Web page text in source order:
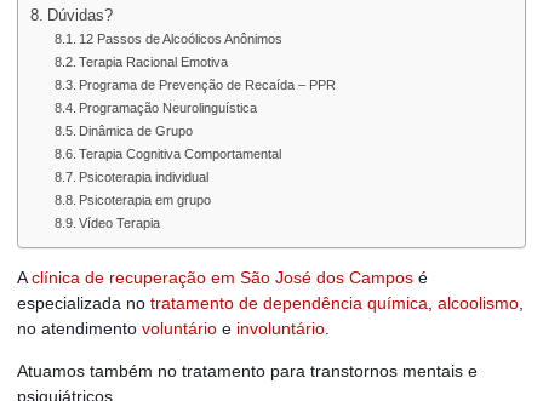
Dúvidas?
12 Passos de Alcoólicos Anônimos
Terapia Racional Emotiva
Programa de Prevenção de Recaída – PPR
Programação Neurolinguística
Dinâmica de Grupo
Terapia Cognitiva Comportamental
Psicoterapia individual
Psicoterapia em grupo
Vídeo Terapia
Aclínica de recuperação em São José dos Campos é
especializada no tratamento de dependência química alcoolismo
no atendimento voluntário e involuntário
Atuamos também no tratamento para transtornos mentais e
psiquiátricos.